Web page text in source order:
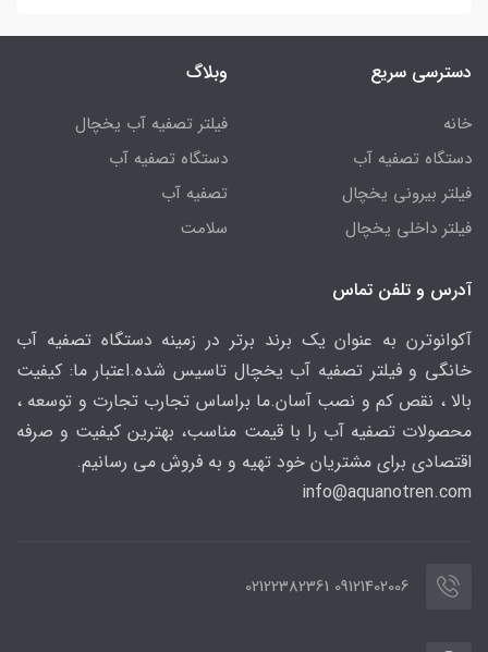
سریع
تصفیه آب
بیرونی یخچال
داخلی یخچال
فیلتر تصفیه آب یخچال
دستگاه تصفیه آب
تصفیه آب
سلامت
و تلفن تماس
به عنوان یک برند برتر در زمینه دستگاه تصفیه آب
و فیلتر تصفیه آب یخچال تاسیس شده.اعتبار ما: کیفیت
، نقص کم و نصب آسان.ما براساس تجارب تجارت و توسعه ،
تصفیه آب را با قیمت مناسب، بهترین کیفیت و صرفه
برای مشتریان خود تهیه و به فروش می رسانیم.
info@aquanotren
09121402006 02122382361